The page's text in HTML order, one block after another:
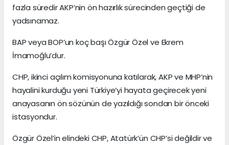
fazla süredir AKP’nin ön hazırlık sürecinden geçtiği de
yadsınamaz.
BAP veya BOP’un koç başı Özgür Özel ve Ekrem
İmamoğlu’dur.
CHP, ikinci açılım komisyonuna katılarak, AKP ve MHP’nin
hayalini kurduğu yeni Türkiye’yi hayata geçirecek yeni
anayasanın ön sözünün de yazıldığı sondan bir önceki
istasyondur.
Özgür Özel’in elindeki CHP, Atatürk’ün CHP’si değildir ve